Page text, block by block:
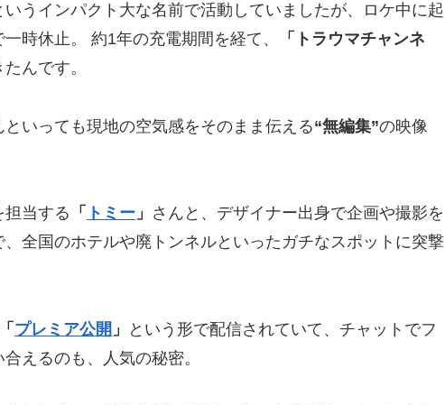
いうインパクト大な名前で活動していましたが、ロケ中に起
時休止。 約1年の充電期間を経て、
「トラウマチャンネ
んです。
いっても現地の空気感をそのまま伝える“無編集”の映像
当する 「 トミー 」 さんと、デザイナー出身で企画や撮影を
、全国のホテルや廃トンネルといったガチなスポットに突撃
「 プレミア公開 」
という形で配信されていて、チャットでフ
えるのも、人気の秘密。